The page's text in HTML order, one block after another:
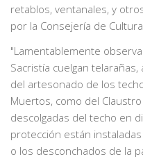
retablos, ventanales, y
por la Consejería de
"Lamentablemente
Sacristía cuelgan
del artesonado de los
Muertos, como del
descolgadas del techo en
protección están
o los desconchados de la